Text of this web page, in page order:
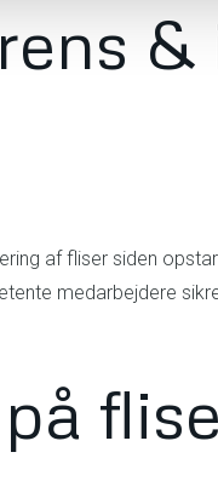
af fliser siden
medarbejdere